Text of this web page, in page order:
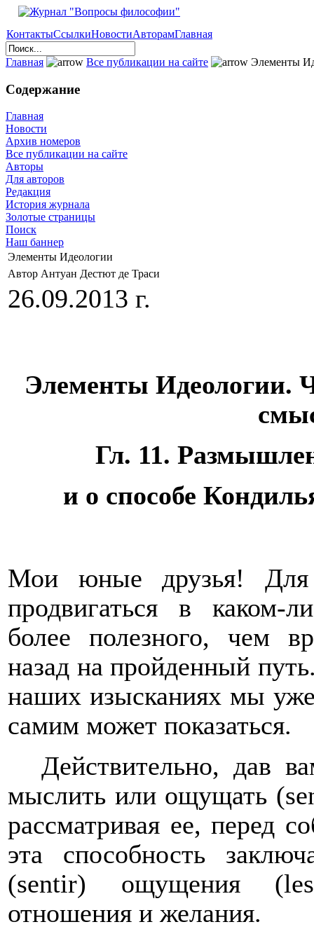
КонтактыСсылкиНовостиАвторамГлавная
Главная Все публикации на сайте Элементы
Содержание
Главная
Новости
Архив номеров
Все публикации на сайте
Авторы
Для авторов
Редакция
История журнала
Золотые страницы
Поиск
Наш баннер
Элементы Идеологии
Автор Антуан Дестют де Траси
26.09.2013 г.
Элементы Идеологии.
Гл. 11.
и о способе
Мои юные друзья! Для
продвигаться в каком-
более полезного, чем
назад на пройденный
наших изысканиях мы
самим может показаться.
Действительно, дав
мыслить или ощущать (
рассматривая ее, перед
эта способность
(sentir) ощущения (les
отношения и желания.